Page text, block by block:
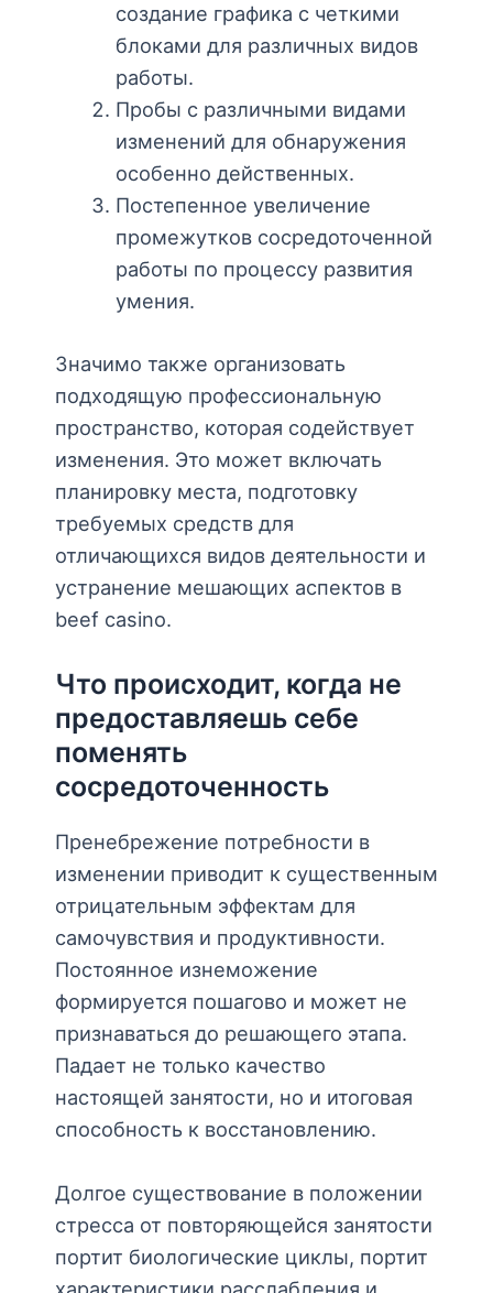
создание графика с четкими
блоками для различных видов
работы.
Пробы с различными видами
изменений для обнаружения
особенно действенных.
Постепенное увеличение
промежутков сосредоточенной
работы по процессу развития
умения.
Значимо также организовать
подходящую профессиональную
пространство, которая содействует
изменения. Это может включать
планировку места, подготовку
требуемых средств для
отличающихся видов деятельности и
устранение мешающих аспектов в
beef casino.
Что происходит, когда не
предоставляешь себе
поменять
сосредоточенность
Пренебрежение потребности в
изменении приводит к существенным
отрицательным эффектам для
самочувствия и продуктивности.
Постоянное изнеможение
формируется пошагово и может не
признаваться до решающего этапа.
Падает не только качество
настоящей занятости, но и итоговая
способность к восстановлению.
Долгое существование в положении
стресса от повторяющейся занятости
портит биологические циклы, портит